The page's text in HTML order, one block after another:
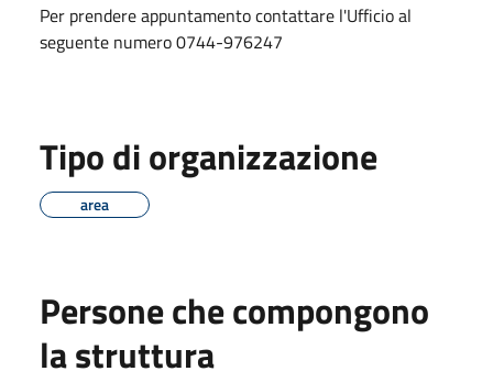
Per prendere appuntamento contattare l'Ufficio al
seguente numero 0744-976247
Tipo di organizzazione
area
Persone che compongono
la struttura